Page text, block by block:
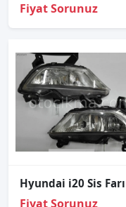
Fiyat Sorunuz
Fiyat Sorunuz